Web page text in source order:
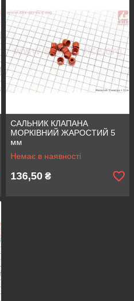
САЛЬНИК КЛАПАНА
МОРКІВНИЙ ЖАРОСТИЙ 5
мм
Немає в наявності
136,50 ₴